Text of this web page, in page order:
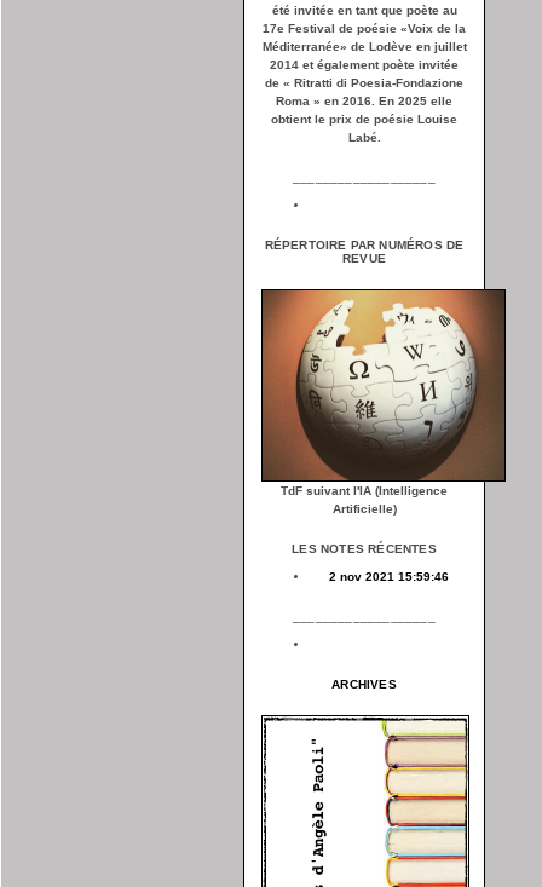
été invitée en tant que poète au
17e Festival de poésie «Voix de la
Méditerranée» de Lodève en juillet
2014 et également poète invitée
de « Ritratti di Poesia-Fondazione
Roma » en 2016. En 2025 elle
obtient le prix de poésie Louise
Labé.
RÉPERTOIRE PAR NUMÉROS DE
REVUE
TdF suivant l'IA (Intelligence
Artificielle)
LES NOTES RÉCENTES
2 nov 2021 15:59:46
ARCHIVES